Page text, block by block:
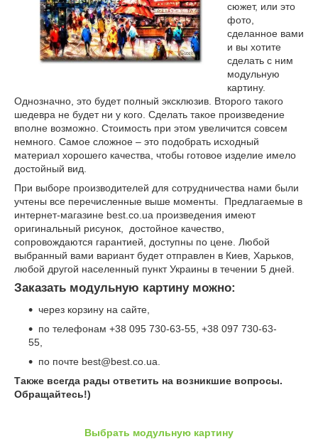
сюжет, или это
фото,
сделанное вами
и вы хотите
сделать с ним
модульную
картину.
Однозначно, это будет полный эксклюзив. Второго такого
шедевра не будет ни у кого. Сделать такое произведение
вполне возможно. Стоимость при этом увеличится совсем
немного. Самое сложное – это подобрать исходный
материал хорошего качества, чтобы готовое изделие имело
достойный вид.
При выборе производителей для сотрудничества нами были
учтены все перечисленные выше моменты.
Предлагаемые в
интернет-магазине best co ua произведения имеют
оригинальный рисунок,
достойное качество,
сопровождаются гарантией, доступны по цене. Любой
выбранный вами вариант будет отправлен в Киев, Харьков,
любой другой населенный пункт Украины в течении 5 дней.
Заказать модульную картину можно:
через корзину на сайте,
по телефонам +38 095 730-63-55, +38 097 730-63-
55,
по почте best@best co ua
Также всегда рады ответить на возникшие вопросы.
Обращайтесь!)
Выбрать модульную картину